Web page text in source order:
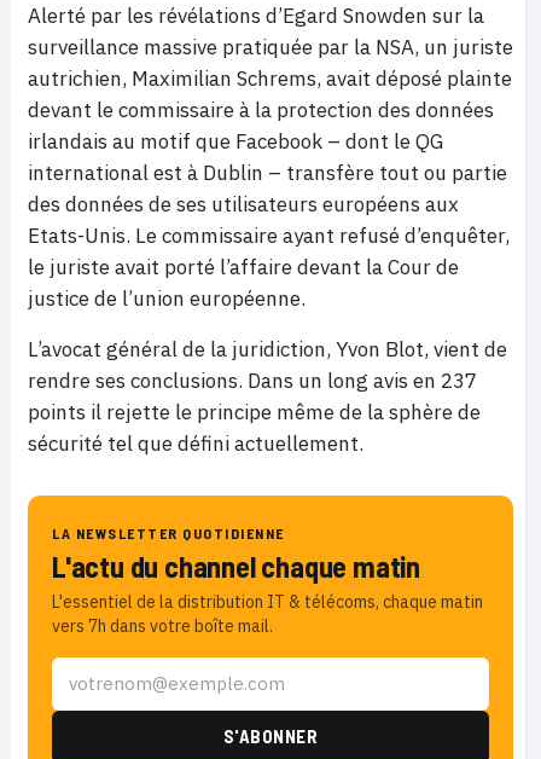
Alerté par les révélations d’Egard Snowden sur la
surveillance massive pratiquée par la NSA, un juriste
autrichien, Maximilian Schrems, avait déposé plainte
devant le commissaire à la protection des données
irlandais au motif que Facebook – dont le QG
international est à Dublin – transfère tout ou partie
des données de ses utilisateurs européens aux
Etats-Unis. Le commissaire ayant refusé d’enquêter,
le juriste avait porté l’affaire devant la Cour de
justice de l’union européenne.
L’avocat général de la juridiction, Yvon Blot, vient de
rendre ses conclusions. Dans un long avis en 237
points il rejette le principe même de la sphère de
sécurité tel que défini actuellement.
LA NEWSLETTER QUOTIDIENNE
L'actu du channel chaque matin
L'essentiel de la distribution IT & télécoms, chaque matin
vers 7h dans votre boîte mail.